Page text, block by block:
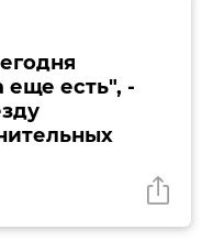
еще есть", -